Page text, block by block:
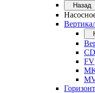
Назад
FV